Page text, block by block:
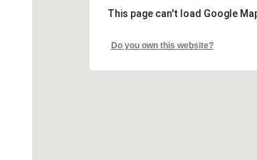
This page can't load Google
Do you own this website?